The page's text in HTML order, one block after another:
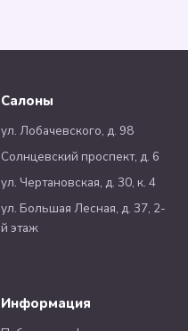
Салоны
ул. Лобачевского, д. 98
Солнцевский проспект, д. 6
ул. Чертановская, д. 30, к. 4
ул. Большая Лесная, д. 37, 2-
й этаж
Информация